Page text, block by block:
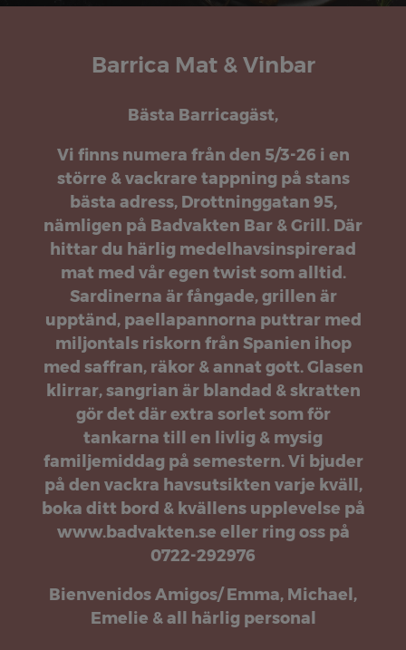
Barrica Mat & Vinbar
Bästa Barricagäst,
Vi finns numera från den 5/3-26 i en
större & vackrare tappning på stans
bästa adress, Drottninggatan 95,
nämligen på Badvakten Bar & Grill. Där
hittar du härlig medelhavsinspirerad
mat med vår egen twist som alltid.
Sardinerna är fångade, grillen är
upptänd, paellapannorna puttrar med
miljontals riskorn från Spanien ihop
med saffran, räkor & annat gott. Glasen
klirrar, sangrian är blandad & skratten
gör det där extra sorlet som för
tankarna till en livlig & mysig
familjemiddag på semestern. Vi bjuder
på den vackra havsutsikten varje kväll,
boka ditt bord & kvällens upplevelse på
www.badvakten.se eller ring oss på
0722-292976
Bienvenidos Amigos/ Emma, Michael,
Emelie & all härlig personal